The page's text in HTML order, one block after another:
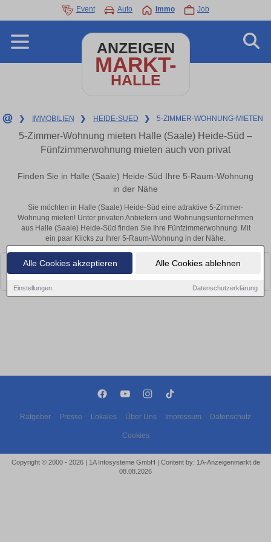
Alle Cookies akzeptieren Alle Cookies ablehnen
Einstellungen Datenschutzerklärung
Event Auto Immo Job
ANZEIGEN
MARKT-
HALLE
❯ IMMOBILIEN ❯ HEIDE-SUED ❯ 5-ZIMMER-WOHNUNG-MIETEN
5-Zimmer-Wohnung mieten Halle (Saale) Heide-Süd –
Fünfzimmerwohnung mieten auch von privat
Finden Sie in Halle (Saale) Heide-Süd Ihre 5-Raum-Wohnung
in der Nähe
Sie möchten in Halle (Saale) Heide-Süd eine attraktive 5-Zimmer-
Wohnung mieten! Unter privaten Anbietern und Wohnungsunternehmen
aus Halle (Saale) Heide-Süd finden Sie Ihre Fünfzimmerwohnung. Mit
ein paar Klicks zu Ihrer 5-Raum-Wohnung in der Nähe.
Leider konnten wir derzeit keine passenden Objekte finden. Schauen Sie
bald wieder vorbei!
Ratgeber Presse Lokales Über Uns Impressum Datenschutz
Cookies
Copyright © 2000 - 2026 | 1A Infosysteme GmbH | Content by: 1A-Anzeigenmarkt.de
08.08.2026